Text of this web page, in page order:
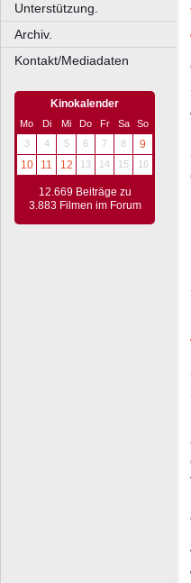
Unterstützung.
Archiv.
Kontakt/Mediadaten
Kinokalender
Mo Di Mi Do Fr Sa
So
3
4 5 6 7 8
9
10
11 12 13 14 15 16
12.669 Beiträge zu
3.883 Filmen im Forum